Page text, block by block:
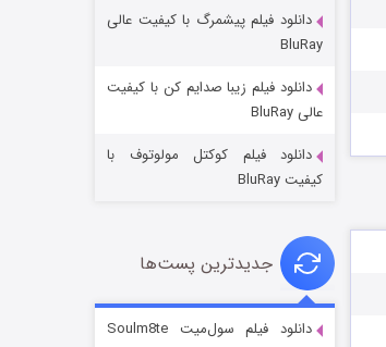
جادوگری در مغولستان
دانلود فیلم پیشمرگ با کیفیت عالی
BluRay
دانلود فیلم زیبا صدایم کن با کیفیت
عالی BluRay
دانلود فیلم کوکتل مولوتوف با
کیفیت BluRay
جدیدترین پست‌ها
دانلود فیلم سول‌میت Soulm8te